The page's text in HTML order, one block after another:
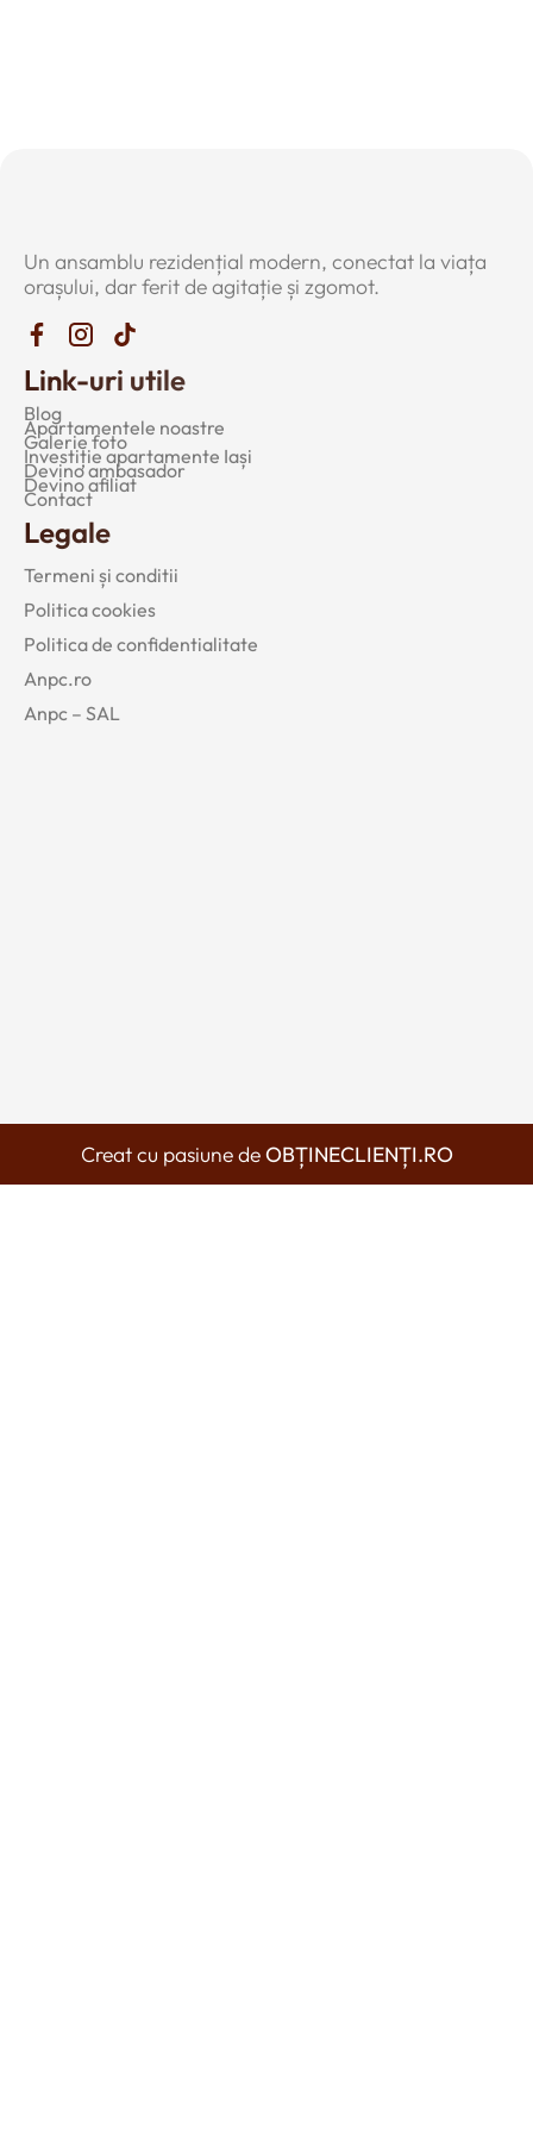
Un ansamblu rezidențial modern, conectat la viața
orașului, dar ferit de agitație și zgomot.
Link-uri utile
Blog
Apartamentele noastre
Galerie foto
Investiție apartamente Iași
Devino ambasador
Devino afiliat
Contact
Legale
Termeni și conditii
Politica cookies
Politica de confidentialitate
Anpc.ro
Anpc – SAL
Creat cu pasiune deOBȚINECLIENȚI.RO